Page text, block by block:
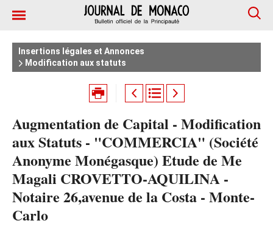
Insertions légales et Annonces
Modification aux statuts
Augmentation de Capital - Modification
aux Statuts - "COMMERCIA" (Société
Anonyme Monégasque) Etude de Me
Magali CROVETTO-AQUILINA -
Notaire 26,avenue de la Costa - Monte-
Carlo